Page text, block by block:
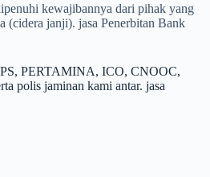
kewajibannya dari pihak yang
(cidera janji). jasa Penerbitan Bank
PERTAMINA, ICO, CNOOC,
polis jaminan kami antar. jasa